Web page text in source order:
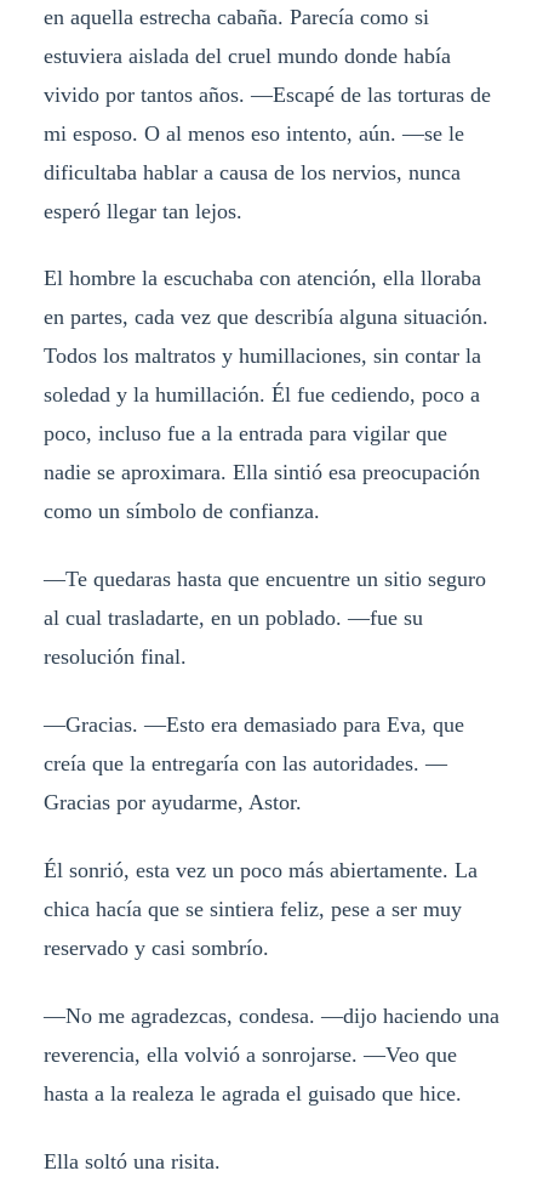
en aquella estrecha cabaña. Parecía como si
estuviera aislada del cruel mundo donde había
vivido por tantos años. —Escapé de las torturas de
mi esposo. O al menos eso intento, aún. —se le
dificultaba hablar a causa de los nervios, nunca
esperó llegar tan lejos.
El hombre la escuchaba con atención, ella lloraba
en partes, cada vez que describía alguna situación.
Todos los maltratos y humillaciones, sin contar la
soledad y la humillación. Él fue cediendo, poco a
poco, incluso fue a la entrada para vigilar que
nadie se aproximara. Ella sintió esa preocupación
como un símbolo de confianza.
—Te quedaras hasta que encuentre un sitio seguro
al cual trasladarte, en un poblado. —fue su
resolución final.
—Gracias. —Esto era demasiado para Eva, que
creía que la entregaría con las autoridades. —
Gracias por ayudarme, Astor.
Él sonrió, esta vez un poco más abiertamente. La
chica hacía que se sintiera feliz, pese a ser muy
reservado y casi sombrío.
—No me agradezcas, condesa. —dijo haciendo una
reverencia, ella volvió a sonrojarse. —Veo que
hasta a la realeza le agrada el guisado que hice.
Ella soltó una risita.